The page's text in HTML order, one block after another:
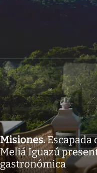
Misiones.Escapada
Meliá Iguazú
gastronómica